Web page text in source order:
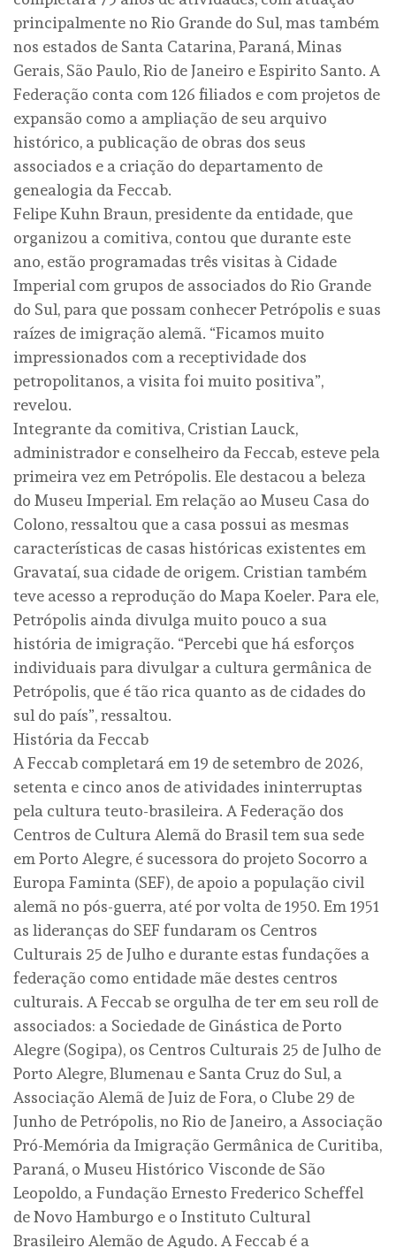
principalmente no Rio Grande do Sul, mas também
nos estados de Santa Catarina, Paraná, Minas
Gerais, São Paulo, Rio de Janeiro e Espirito Santo. A
Federação conta com 126 filiados e com projetos de
expansão como a ampliação de seu arquivo
histórico, a publicação de obras dos seus
associados e a criação do departamento de
genealogia da Feccab.
Felipe Kuhn Braun, presidente da entidade, que
organizou a comitiva, contou que durante este
ano, estão programadas três visitas à Cidade
Imperial com grupos de associados do Rio Grande
do Sul, para que possam conhecer Petrópolis e suas
raízes de imigração alemã. “Ficamos muito
impressionados com a receptividade dos
petropolitanos, a visita foi muito positiva”,
revelou.
Integrante da comitiva, Cristian Lauck,
administrador e conselheiro da Feccab, esteve pela
primeira vez em Petrópolis. Ele destacou a beleza
do Museu Imperial. Em relação ao Museu Casa do
Colono, ressaltou que a casa possui as mesmas
características de casas históricas existentes em
Gravataí, sua cidade de origem. Cristian também
teve acesso a reprodução do Mapa Koeler. Para ele,
Petrópolis ainda divulga muito pouco a sua
história de imigração. “Percebi que há esforços
individuais para divulgar a cultura germânica de
Petrópolis, que é tão rica quanto as de cidades do
sul do país”, ressaltou.
História da Feccab
A Feccab completará em 19 de setembro de 2026,
setenta e cinco anos de atividades ininterruptas
pela cultura teuto-brasileira. A Federação dos
Centros de Cultura Alemã do Brasil tem sua sede
em Porto Alegre, é sucessora do projeto Socorro a
Europa Faminta (SEF), de apoio a população civil
alemã no pós-guerra, até por volta de 1950. Em 1951
as lideranças do SEF fundaram os Centros
Culturais 25 de Julho e durante estas fundações a
federação como entidade mãe destes centros
culturais. A Feccab se orgulha de ter em seu roll de
associados: a Sociedade de Ginástica de Porto
Alegre (Sogipa), os Centros Culturais 25 de Julho de
Porto Alegre, Blumenau e Santa Cruz do Sul, a
Associação Alemã de Juiz de Fora, o Clube 29 de
Junho de Petrópolis, no Rio de Janeiro, a Associação
Pró-Memória da Imigração Germânica de Curitiba,
Paraná, o Museu Histórico Visconde de São
Leopoldo, a Fundação Ernesto Frederico Scheffel
de Novo Hamburgo e o Instituto Cultural
Brasileiro Alemão de Agudo. A Feccab é a